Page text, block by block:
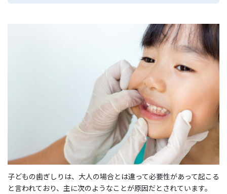
子どもの歯ぎしりは、大人の場合とは違って必要性があって起こる
と言われており、主に次のようなことが原因だとされています。